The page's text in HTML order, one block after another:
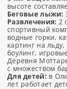
высоте
Беговые лыжи:
Развлечения: 2
спортивный
водные горки,
картинг на
боулинг,
Деревня
с множеством
Для детей: в
лет работает